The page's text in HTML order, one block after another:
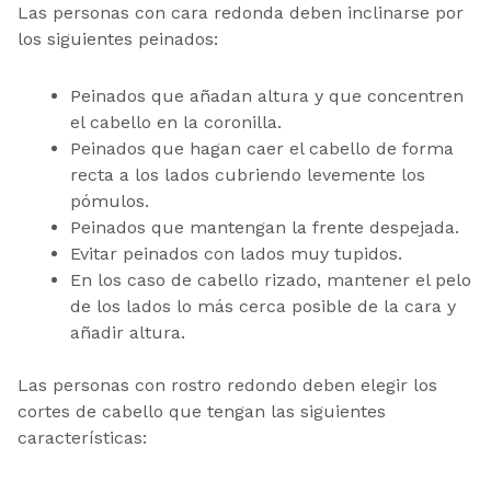
Las personas con cara redonda deben inclinarse por
los siguientes peinados:
Peinados que añadan altura y que concentren
el cabello en la coronilla.
Peinados que hagan caer el cabello de forma
recta a los lados cubriendo levemente los
pómulos.
Peinados que mantengan la frente despejada.
Evitar peinados con lados muy tupidos.
En los caso de cabello rizado, mantener el pelo
de los lados lo más cerca posible de la cara y
añadir altura.
Las personas con rostro redondo deben elegir los
cortes de cabello que tengan las siguientes
características: